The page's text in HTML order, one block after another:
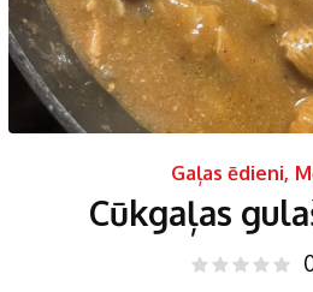
Gaļas ēdieni,
Cūkgaļas